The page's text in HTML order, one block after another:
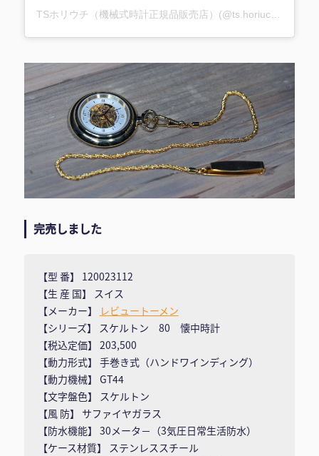
TSホリウチ（機械式時計正規品販売店）(@ts.horiuchi)がシェアした投稿
完売しました
【型 番】 120023112
【生 産 国】 スイス
【メーカー】
レビュートーメン
【シリーズ】 スケルトン 80 懐中時計
【税込定価】 203,500
【動力形式】 手巻き式（ハンドワインディング）
【動力機械】 GT44
【文字盤色】 スケルトン
【風 防】 サファイヤガラス
【防水機能】 30メータ－（3気圧日常生活防水）
【ケース材質】 ステンレススチール